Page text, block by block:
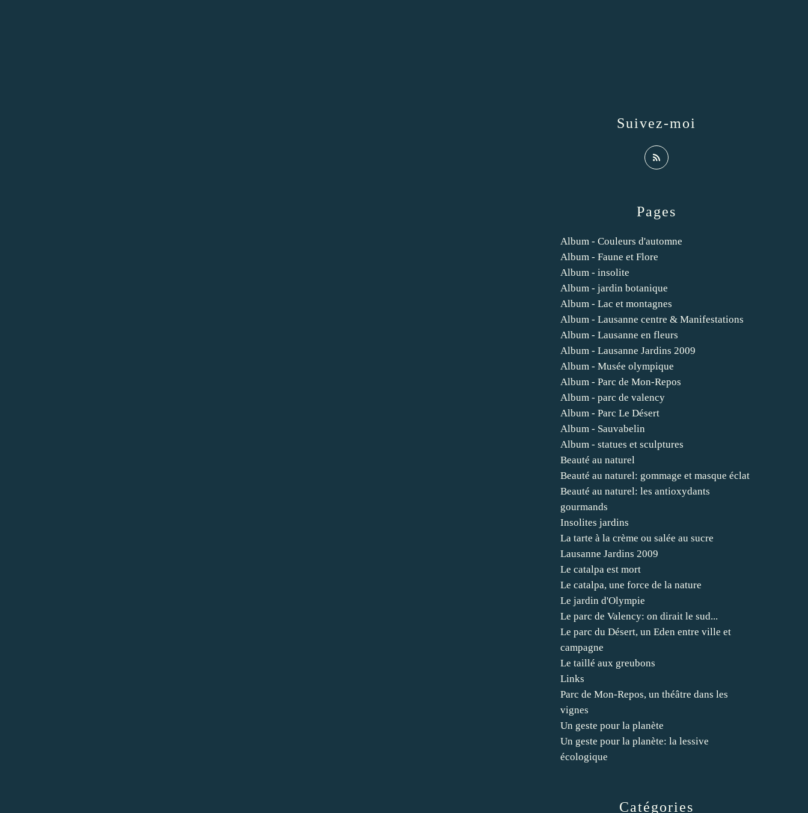
Catégories
Pages
Album - Couleurs d'automne
Album - Faune et Flore
Album - insolite
Album - jardin botanique
Album - Lac et montagnes
Album - Lausanne centre & Manifestations
Album - Lausanne en fleurs
Album - Lausanne Jardins 2009
Album - Musée olympique
Album - Parc de Mon-Repos
Album - parc de valency
Album - Parc Le Désert
Album - Sauvabelin
Album - statues et sculptures
Beauté au naturel
Beauté au naturel: gommage et masque éclat
Beauté au naturel: les antioxydants
gourmands
Insolites jardins
La tarte à la crème ou salée au sucre
Lausanne Jardins 2009
Le catalpa est mort
Le catalpa, une force de la nature
Le jardin d'Olympie
Le parc de Valency: on dirait le sud...
Le parc du Désert, un Eden entre ville et
campagne
Le taillé aux greubons
Links
Parc de Mon-Repos, un théâtre dans les
vignes
Un geste pour la planète
Un geste pour la planète: la lessive
écologique
Suivez-moi